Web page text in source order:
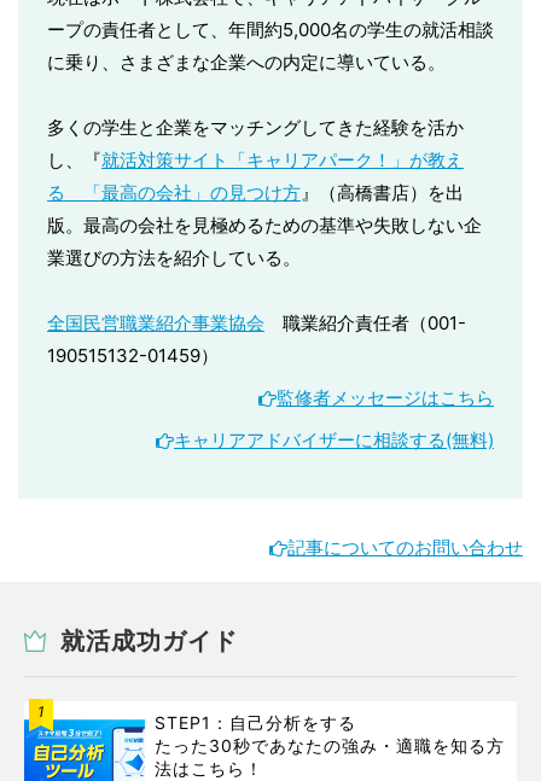
ープの責任者として、年間約5,000名の学生の就活相談
に乗り、さまざまな企業への内定に導いている。
多くの学生と企業をマッチングしてきた経験を活か
し、『就活対策サイト「キャリアパーク！」が教え
る 「最高の会社」の見つけ方 』（高橋書店）を出
版。最高の会社を見極めるための基準や失敗しない企
業選びの方法を紹介している。
全国民営職業紹介事業協会 職業紹介責任者（001-
190515132-01459）
監修者メッセージはこちら
キャリアアドバイザーに相談する(無料)
記事についてのお問い合わせ
就活成功ガイド
1
STEP1：自己分析をする
たった30秒であなたの強み・適職を知る方
法はこちら！